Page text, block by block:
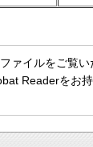
ァイルをご覧
Readerをお